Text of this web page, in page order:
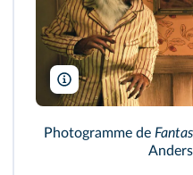
Christophel
Photogramme de